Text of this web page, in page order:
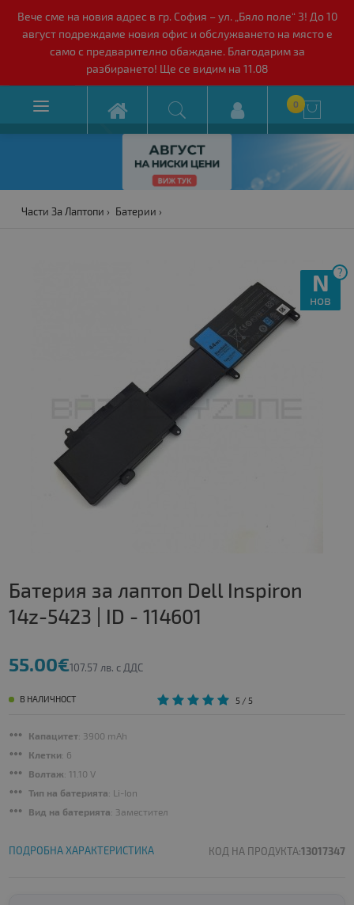
Вече сме на новия адрес в гр. София – ул. „Бяло поле“ 3! До 10
август подреждаме новия офис и обслужването на място е
само с предварително обаждане. Благодарим за
разбирането! Ще се видим на 11.08
 0 
Части За Лаптопи Батерии
?
N
нов
Батерия за лаптоп Dell Inspiron
14z-5423 | ID - 114601
55.00€107.57 лв. с ДДС
В НАЛИЧНОСТ 5/ 5
Капацитет: 3900 mAh
Клетки: 6
Волтаж: 11.10 V
Тип на батерията: Li-Ion
Вид на батерията: Заместител
ПОДРОБНА ХАРАКТЕРИСТИКА КОД НА ПРОДУКТА:13017347